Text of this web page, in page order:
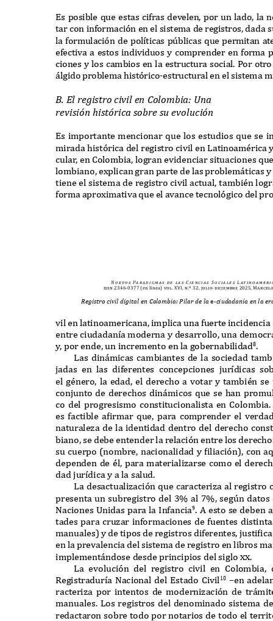
Es posible que estas cifras develen,por un lado, la
tar con información en el sistema de registros,dada
laformulación de políticas públicas que permitan
efectiva a estos individuos y comprender enforma
ciones y los cambios en la estructura social. Por
álgido problema histórico-estructural en el sistema
B. El registro civil en Colombia: Una
revisión históricasobresuevolución
Es importante mencionarque los estudiosque se
mirada histórica del registro civil en Latinoamérica
cular, en Colombia, logran evidenciar situaciones q
lombiano,explican gran parte de las problemáticas
tiene el sistema de registro civil actual,también
forma aproximativaque el avance tecnológico del
N u e v o s Pa r a d i g m a s d e l a s C i e n c i a s S o c i a l e s L at i n o a m e r i
issn 2346-0377(en línea) vol. XVI, n.º 32, julio-diciembre 2025,
Registro civil digital en Colombia: Pilar de lae-ciudadanía en la
vil en latinoamericana,implica una fuerte incidencia
entre ciudadanía moderna y desarrollo,una
y, por ende,un incremento en la gobernabilidad8.
Las dinámicas cambiantes de la sociedad
jadas en las diferentes concepciones jurídicas
el género, la edad,el derecho a votar y también
conjunto de derechos dinámicos que se han
co del progresismo constitucionalista en Colombia
esfactible afirmar que,para comprender el
naturaleza de la identidad dentro del derecho
biano,se debe entender la relación entre los
su cuerpo (nombre, nacionalidad y filiación), con aq
dependen de él, para materializarse como el
dad jurídica y a la salud.
La desactualizaciónque caracteriza al registro
presenta un subregistro del 3% al 7%,según
Naciones Unidas para la Infancia9. A esto se deben a
tades para cruzar informaciones de fuentes
manuales) y de tipos de registros diferentes,
en la prevalencia del sistema de registro en libros
implementándose desde principios del siglo xx.
La evolución del registro civil en Colombia,
Registraduría Nacional del Estado Civil 10 –en
racteriza por intentos de modernización de trá
manuales. Los registros del denominado sistema
redactaron sobre todo por notarios de todo el